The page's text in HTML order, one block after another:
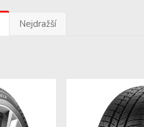
Nejdražší